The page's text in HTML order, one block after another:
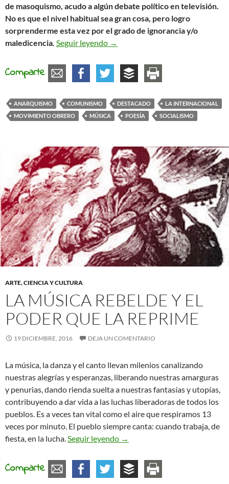
de masoquismo, acudo a algún debate político en televisión.
No es que el nivel habitual sea gran cosa, pero logro
sorprenderme esta vez por el grado de ignorancia y/o
maledicencia. Seguir leyendo El himno de La Internacional y el
→
Comparte
ANARQUISMO COMUNISMO DESTACADO
LA INTERNACIONAL
MOVIMIENTO OBRERO
MÚSICA POESÍA SOCIALISMO
ARTE, CIENCIA Y CULTURA
LA MÚSICA REBELDE Y EL
PODER QUE LA REPRIME
19 DICIEMBRE, 2016 DEJA UN COMENTARIO
La música, la danza y el canto llevan milenios canalizando
nuestras alegrías y esperanzas, liberando nuestras amarguras
y penurias, dando rienda suelta a nuestras fantasías y utopías,
contribuyendo a dar vida a las luchas liberadoras de todos los
pueblos. Es a veces tan vital como el aire que respiramos 13
veces por minuto. El pueblo siempre canta: cuando trabaja, de
fiesta, en la lucha.Seguir leyendo La música rebelde y el poder
→
Comparte